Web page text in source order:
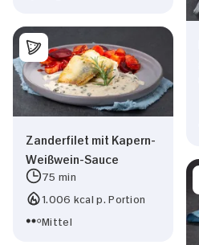
Zanderfilet mit Kapern-
Weißwein-Sauce
75 min
1.006 kcal p. Portion
Mittel